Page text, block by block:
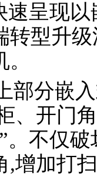
速呈现
转型升
部分嵌
、开门
。不仅
,增加打